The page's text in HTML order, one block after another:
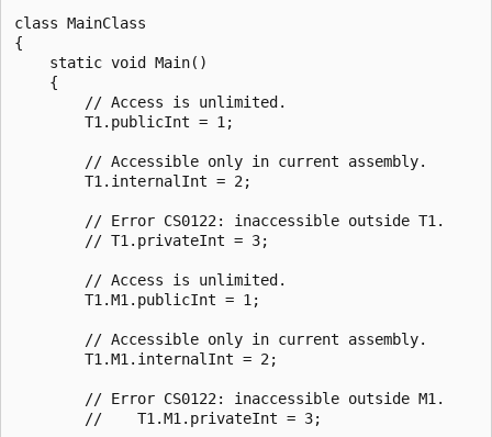
class MainClass
{
    static void Main()
    {
        // Access is unlimited.
        T1.publicInt = 1;
        // Accessible only in current assembly.
        T1.internalInt = 2;
        // Error CS0122: inaccessible outside T1.
        // T1.privateInt = 3;
        // Access is unlimited.
        T1.M1.publicInt = 1;
        // Accessible only in current assembly.
        T1.M1.internalInt = 2;
        // Error CS0122: inaccessible outside M1.
        //    T1.M1.privateInt = 3;